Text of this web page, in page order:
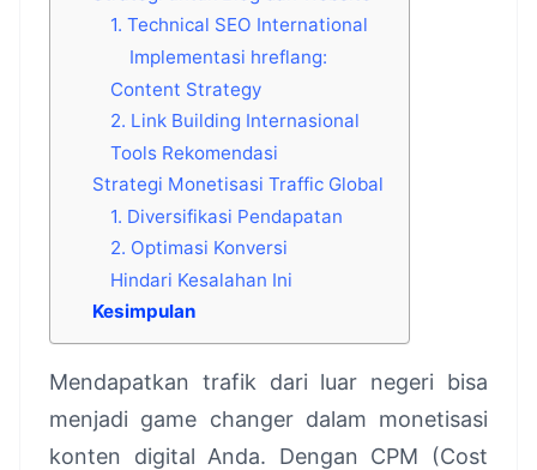
1. Technical SEO International
Implementasi hreflang:
Content Strategy
2. Link Building Internasional
Tools Rekomendasi
Strategi Monetisasi Traffic Global
1. Diversifikasi Pendapatan
2. Optimasi Konversi
Hindari Kesalahan Ini
Kesimpulan
Mendapatkan trafik dari luar negeri bisa
menjadi game changer dalam monetisasi
konten digital Anda. Dengan CPM (Cost